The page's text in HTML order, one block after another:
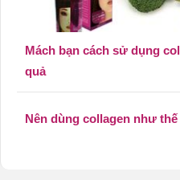
Mách bạn cách sử dụng
quả
Nên dùng collagen như